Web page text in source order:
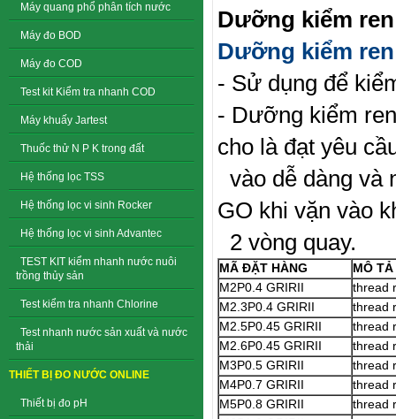
Máy quang phổ phân tích nước
Máy đo BOD
Máy đo COD
Test kit Kiểm tra nhanh COD
Máy khuấy Jartest
Thuốc thử N P K trong đất
Hệ thống lọc TSS
Hệ thống lọc vi sinh Rocker
Hệ thống lọc vi sinh Advantec
TEST KIT kiểm nhanh nước nuôi
trồng thủy sản
Test kiểm tra nhanh Chlorine
Test nhanh nước sản xuất và nước
thải
THIẾT BỊ ĐO NƯỚC ONLINE
Thiết bị đo pH
Dưỡng kiểm
Dưỡng kiểm
- Sử dụng để
- Dưỡng kiểm
cho là đạt yêu
vào dễ dàng và
GO khi vặn vào
2 vòng quay.
MÃ ĐẶT HÀNG
MÔ TẢ
M2P0.4 GRIRII
thread
M2.3P0.4 GRIRII
thread
M2.5P0.45 GRIRII
thread
M2.6P0.45 GRIRII
thread
M3P0.5 GRIRII
thread
M4P0.7 GRIRII
thread
M5P0.8 GRIRII
thread